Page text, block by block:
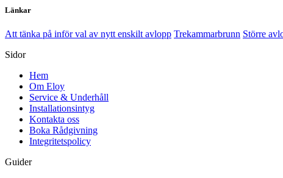
Länkar
Att tänka på inför val av nytt enskilt avlopp Trekammarbrunn Större
Sidor
Hem
Om Eloy
Service & Underhåll
Installationsintyg
Kontakta oss
Boka Rådgivning
Integritetspolicy
Guider